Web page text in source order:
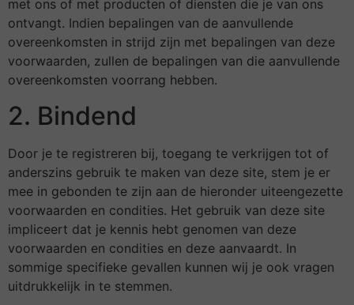
met ons of met producten of diensten die je van ons
ontvangt. Indien bepalingen van de aanvullende
overeenkomsten in strijd zijn met bepalingen van deze
voorwaarden, zullen de bepalingen van die aanvullende
overeenkomsten voorrang hebben.
2. Bindend
Door je te registreren bij, toegang te verkrijgen tot of
anderszins gebruik te maken van deze site, stem je er
mee in gebonden te zijn aan de hieronder uiteengezette
voorwaarden en condities. Het gebruik van deze site
impliceert dat je kennis hebt genomen van deze
voorwaarden en condities en deze aanvaardt. In
sommige specifieke gevallen kunnen wij je ook vragen
uitdrukkelijk in te stemmen.